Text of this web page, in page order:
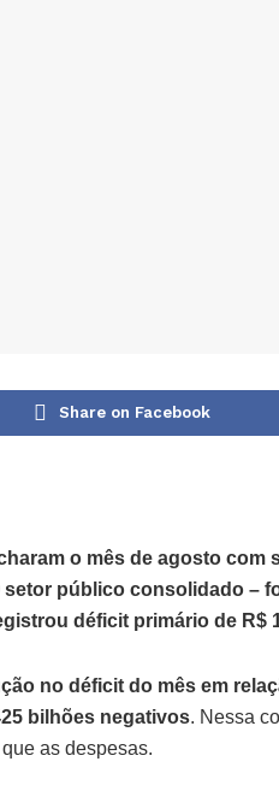
Share on Facebook
o mês de agosto com
setor público consolidado –
déficit primário de R$
no déficit do mês em
bilhões negativos. Nessa
as despesas.